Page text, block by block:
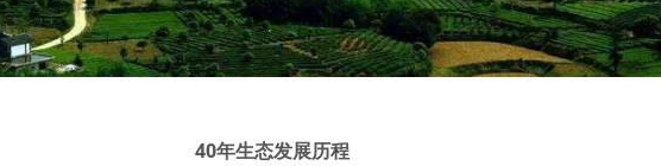
40年生态发展历程